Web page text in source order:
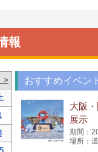
報
>
おすすめイベン
大阪
展示